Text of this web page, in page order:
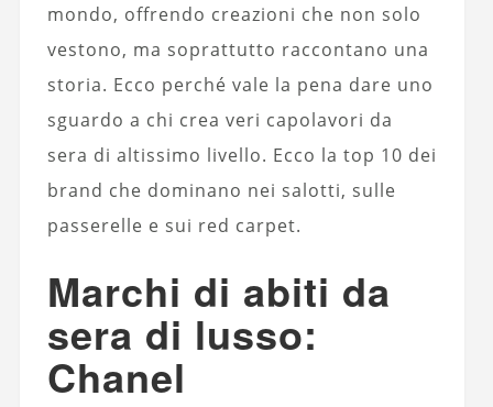
mondo, offrendo creazioni che non solo
vestono, ma soprattutto raccontano una
storia. Ecco perché vale la pena dare uno
sguardo a chi crea veri capolavori da
sera di altissimo livello. Ecco la top 10 dei
brand che dominano nei salotti, sulle
passerelle e sui red carpet.
Marchi di abiti da
sera di lusso:
Chanel